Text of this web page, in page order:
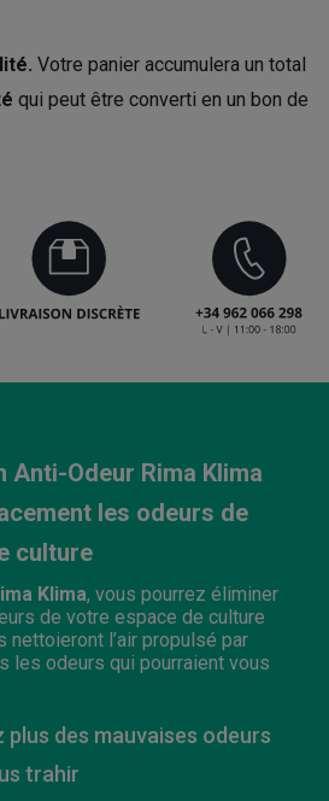
Votre panier accumulera un total
qui peut être converti en un bon de
Anti-Odeur Rima Klima
les odeurs de
culture
Klima, vous pourrez éliminer
de votre espace de culture
nettoieront l’air propulsé par
les odeurs qui pourraient vous
plus des mauvaises odeurs
trahir